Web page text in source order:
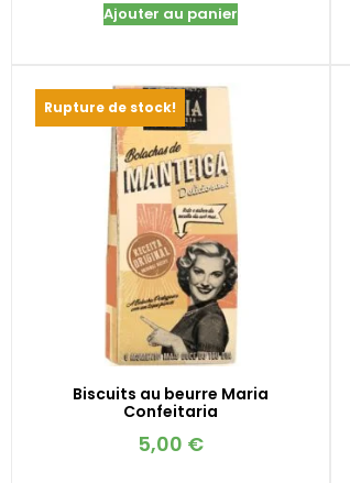
Ajouter au panier
Rupture de stock!
Biscuits au beurre Maria
Confeitaria
5,00 €